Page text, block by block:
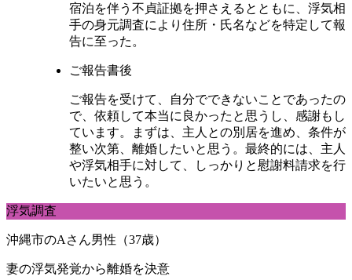
宿泊を伴う不貞証拠を押さえるとともに、浮気相
手の身元調査により住所・氏名などを特定して報
告に至った。
ご報告書後
ご報告を受けて、自分でできないことであったの
で、依頼して本当に良かったと思うし、感謝もし
ています。まずは、主人との別居を進め、条件が
整い次第、離婚したいと思う。最終的には、主人
や浮気相手に対して、しっかりと慰謝料請求を行
いたいと思う。
浮気調査
沖縄市のAさん男性（37歳）
妻の浮気発覚から離婚を決意